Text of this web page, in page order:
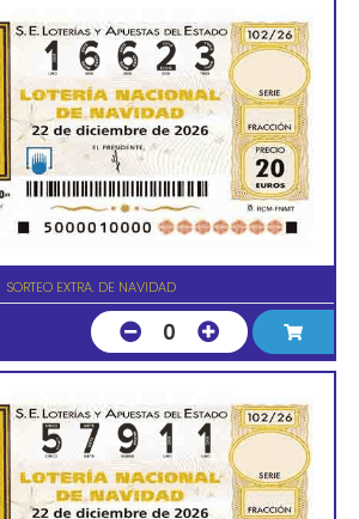
SORTEO EXTRA. DE NAVIDAD
0